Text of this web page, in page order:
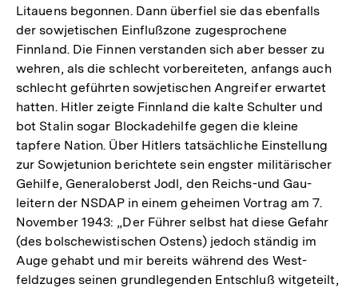
Litauens begonnen. Dann überfiel sie das ebenfalls
der sowjetischen Einflußzone zugesprochene
Finnland. Die Finnen verstanden sich aber besser zu
wehren, als die schlecht vorbereiteten, anfangs auch
schlecht geführten sowjetischen Angreifer erwartet
hatten. Hitler zeigte Finnland die kalte Schulter und
bot Stalin sogar Blockadehilfe gegen die kleine
tapfere Nation. Über Hitlers tatsächliche Einstellung
zur Sowjetunion berichtete sein engster militärischer
Gehilfe, Generaloberst Jodl, den Reichs-und Gau-
leitern der NSDAP in einem geheimen Vortrag am 7.
November 1943: „Der Führer selbst hat diese Gefahr
(des bolschewistischen Ostens) jedoch ständig im
Auge gehabt und mir bereits während des West-
feldzuges seinen grundlegenden Entschluß witgeteilt,